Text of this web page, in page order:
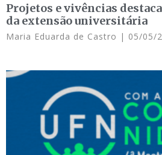
Projetos e vivências
da extensão universitária
Maria Eduarda de Castro 05/05/